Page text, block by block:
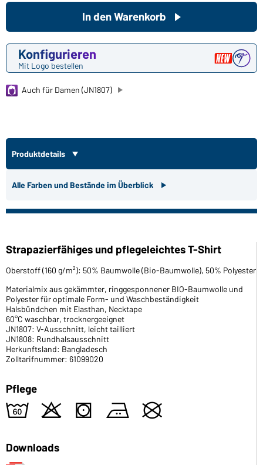
Konfigurieren
Mit Logo bestellen
In den Warenkorb
Auch für Damen (JN1807)
Produktdetails
Alle Farben und Bestände im Überblick
Strapazierfähiges und pflegeleichtes T-Shirt
Oberstoff (160 g/m²): 50% Baumwolle (Bio-Baumwolle), 50% Polyester
Materialmix aus gekämmter, ringgesponnener BIO-Baumwolle und
Polyester für optimale Form- und Waschbeständigkeit
Halsbündchen mit Elasthan, Necktape
60°C waschbar, trocknergeeignet
JN1807: V-Ausschnitt, leicht tailliert
JN1808: Rundhalsausschnitt
Herkunftsland: Bangladesch
Zolltarifnummer: 61099020
Pflege
4 o s b U
Downloads